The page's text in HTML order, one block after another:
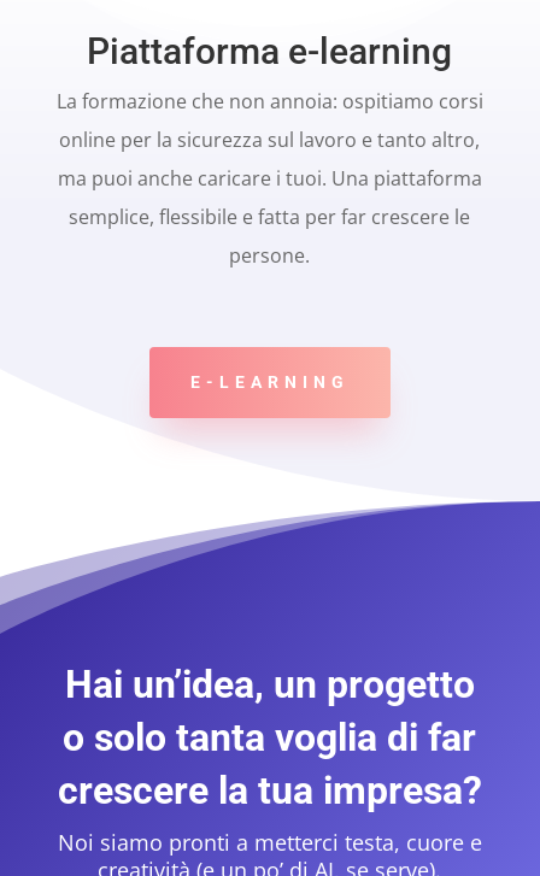
Piattaforma e-learning
La formazione che non annoia: ospitiamo corsi
online per la sicurezza sul lavoro e tanto altro,
ma puoi anche caricare i tuoi. Una piattaforma
semplice, flessibile e fatta per far crescere le
persone.
E-LEARNING
Hai un’idea, un progetto
o solo tanta voglia di far
crescere la tua impresa?
Noi siamo pronti a metterci testa, cuore e